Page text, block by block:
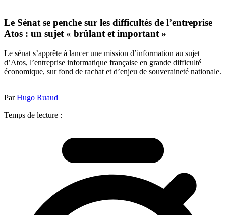
Le Sénat se penche sur les difficultés de l’entreprise
Atos : un sujet « brûlant et important »
Le sénat s’apprête à lancer une mission d’information au sujet
d’Atos, l’entreprise informatique française en grande difficulté
économique, sur fond de rachat et d’enjeu de souveraineté nationale.
ParHugo Ruaud
Temps de lecture :